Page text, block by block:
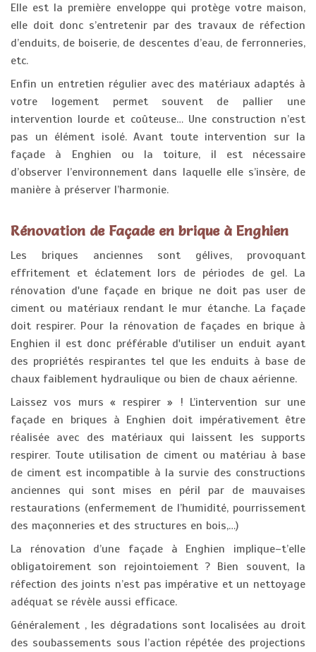
Elle est la première enveloppe qui protège votre maison,
elle doit donc s’entretenir par des travaux de réfection
d’enduits, de boiserie, de descentes d’eau, de ferronneries,
etc.
Enfin un entretien régulier avec des matériaux adaptés à
votre logement permet souvent de pallier une
intervention lourde et coûteuse… Une construction n’est
pas un élément isolé. Avant toute intervention sur la
façade à Enghien ou la toiture, il est nécessaire
d’observer l’environnement dans laquelle elle s’insère, de
manière à préserver l’harmonie.
Rénovation de Façade en brique à Enghien
Les briques anciennes sont gélives, provoquant
effritement et éclatement lors de périodes de gel. La
rénovation d'une façade en brique ne doit pas user de
ciment ou matériaux rendant le mur étanche. La façade
doit respirer. Pour la rénovation de façades en brique à
Enghien il est donc préférable d'utiliser un enduit ayant
des propriétés respirantes tel que les enduits à base de
chaux faiblement hydraulique ou bien de chaux aérienne.
Laissez vos murs « respirer » ! L’intervention sur une
façade en briques à Enghien doit impérativement être
réalisée avec des matériaux qui laissent les supports
respirer. Toute utilisation de ciment ou matériau à base
de ciment est incompatible à la survie des constructions
anciennes qui sont mises en péril par de mauvaises
restaurations (enfermement de l’humidité, pourrissement
des maçonneries et des structures en bois,…)
La rénovation d’une façade à Enghien implique–t’elle
obligatoirement son rejointoiement ? Bien souvent, la
réfection des joints n’est pas impérative et un nettoyage
adéquat se révèle aussi efficace.
Généralement , les dégradations sont localisées au droit
des soubassements sous l’action répétée des projections